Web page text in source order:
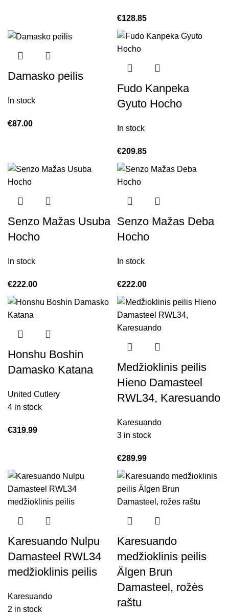
€128.85
Damasko peilis
In stock
€87.00
Fudo Kanpeka
Gyuto Hocho
In stock
€209.85
Senzo Mažas Usuba
Hocho
In stock
€222.00
Senzo Mažas Deba
Hocho
In stock
€222.00
Honshu Boshin
Damasko Katana
United Cutlery
4 in stock
€319.99
Medžioklinis peilis
Hieno Damasteel
RWL34, Karesuando
Karesuando
3 in stock
€289.99
Karesuando Nulpu
Damasteel RWL34
medžioklinis peilis
Karesuando
2 in stock
Karesuando
medžioklinis peilis
Älgen Brun
Damasteel, rožės
raštu